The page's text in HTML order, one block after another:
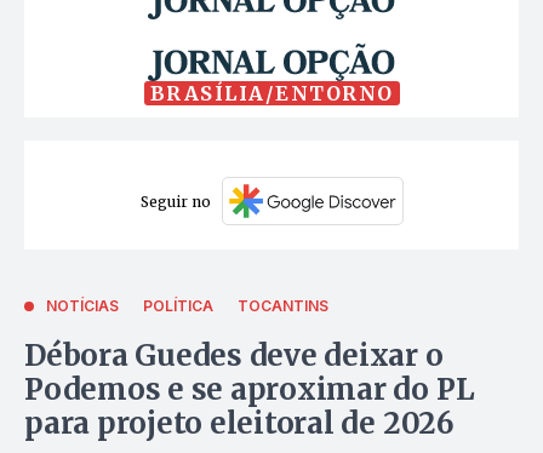
BRASÍLIA/ENTORNO
Seguir no
NOTÍCIAS POLÍTICA TOCANTINS
Débora Guedes deve deixar o
Podemos e se aproximar do PL
para projeto eleitoral de 2026